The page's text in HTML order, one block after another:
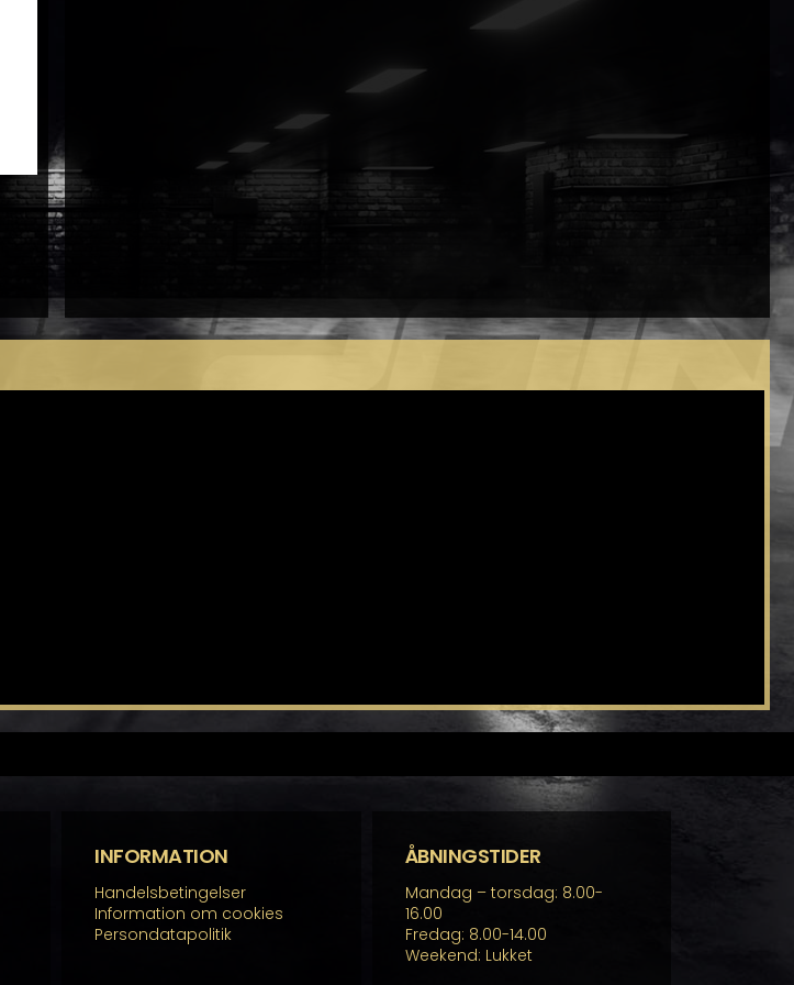
INFORMATION
Handelsbetingelser
Information om cookies
Persondatapolitik
ÅBNINGSTIDER
Mandag – torsdag: 8.00-
16.00
Fredag: 8.00-14.00
Weekend: Lukket